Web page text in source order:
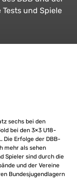
und Spiele
sechs bei den
bei den 3×3 U18-
Die Erfolge der DBB-
mehr als sehen
Spieler sind durch die
und der Vereine
Bundesjugendlagern